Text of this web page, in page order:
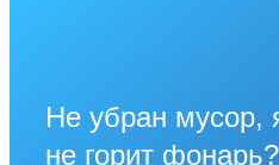
Не убран мусор,
не горит фонарь?